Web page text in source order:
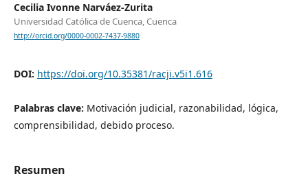
Cecilia Ivonne Narváez-Zurita
Universidad Católica de Cuenca, Cuenca
http://orcid.org/0000-0002-7437-9880
DOI: https://doi.org/10.35381/racji.v5i1.616
Palabras clave: Motivación judicial, razonabilidad, lógica,
comprensibilidad, debido proceso.
Resumen